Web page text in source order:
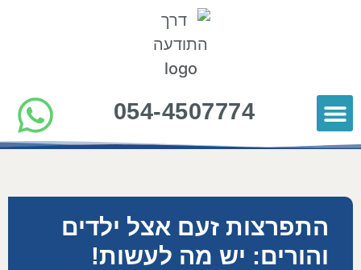
054-4507774
התפרצות זעם אצל ילדים
והורים: יש מה לעשות!